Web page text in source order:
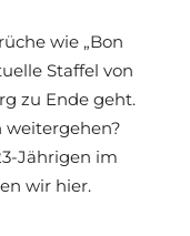
wie „Bon
Staffel von
zu Ende geht.
weitergehen?
Jährigen im
wir hier.